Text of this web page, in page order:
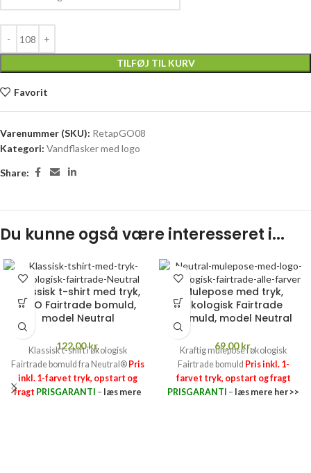
TILFØJ TIL KURV
Favorit
Varenummer (SKU): RetapGO08
Kategori: Vandflasker med logo
Share:
Du kunne også være interesseret i...
Klassisk t-shirt med tryk,
ØKO Fairtrade bomuld,
model Neutral
122,00kr.
Klassisk t-shirt i økologisk
Fairtrade bomuld fra Neutral® Pris
inkl. 1-farvet tryk, opstart og
fragt PRISGARANTI – læs mere
Mulepose med tryk,
økologisk Fairtrade
bomuld, model Neutral
69,00kr.
Kraftig mulepose i økologisk
Fairtrade bomuld Pris inkl. 1-
farvet tryk, opstart og fragt
PRISGARANTI – læs mere her >>